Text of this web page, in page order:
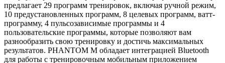
предлагает 29 программ тренировок, включая ручной режим,
10 предустановленных программ, 8 целевых программ, ватт-
программу, 4 пульсозависимые программы и 4
пользовательские программы, которые позволяют вам
разнообразить свою тренировку и достичь максимальных
результатов. PHANTOM M обладает интеграцией Bluetooth
для работы с тренировочным мобильным приложением